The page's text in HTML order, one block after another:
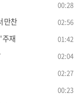
00:28
만찬 02:56
주재 01:42
02:04
02:27
00:23